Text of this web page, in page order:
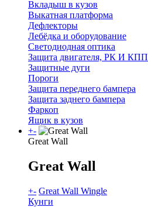
Вкладыш в кузов
Выкатная платформа
Дефлекторы
Лебёдка и оборудование
Светодиодная оптика
Защита двигателя, РК И КПП
Защитные дуги
Пороги
Защита переднего бампера
Защита заднего бампера
Фаркоп
Ящик в кузов
+-
Great Wall
Great Wall
+- Great Wall Wingle
Кунги